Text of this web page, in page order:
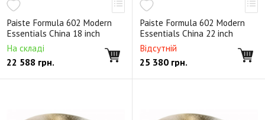
Paiste Formula 602 Modern
Essentials China 18 inch
На складі
22 588 грн.
Paiste Formula 602 Modern
Essentials China 22 inch
Відсутній
25 380 грн.